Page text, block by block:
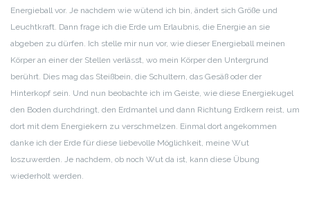
Energieball vor. Je nachdem wie wütend ich bin, ändert sich Größe und
Leuchtkraft. Dann frage ich die Erde um Erlaubnis, die Energie an sie
abgeben zu dürfen. Ich stelle mir nun vor, wie dieser Energieball meinen
Körper an einer der Stellen verlässt, wo mein Körper den Untergrund
berührt. Dies mag das Steißbein, die Schultern, das Gesäß oder der
Hinterkopf sein. Und nun beobachte ich im Geiste, wie diese Energiekugel
den Boden durchdringt, den Erdmantel und dann Richtung Erdkern reist, um
dort mit dem Energiekern zu verschmelzen. Einmal dort angekommen
danke ich der Erde für diese liebevolle Möglichkeit, meine Wut
loszuwerden. Je nachdem, ob noch Wut da ist, kann diese Übung
wiederholt werden.